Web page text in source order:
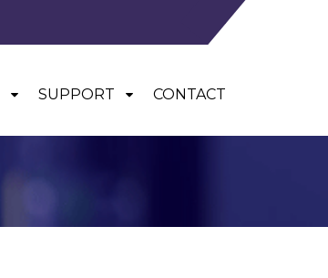
SUPPORT CONTACT